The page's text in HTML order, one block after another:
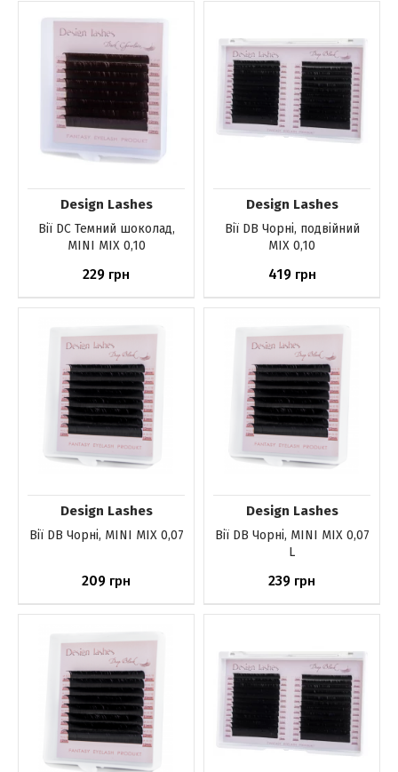
Design Lashes
Вії DС Темний шоколад,
MINI MIX 0,10
229 грн
Design Lashes
Вії DB Чорні, подвійний
MIX 0,10
419грн
Design Lashes
Вії DB Чорні, MINI MIX 0,07
209 грн
Design Lashes
Вії DB Чорні, MINI MIX 0,07
L
239 грн